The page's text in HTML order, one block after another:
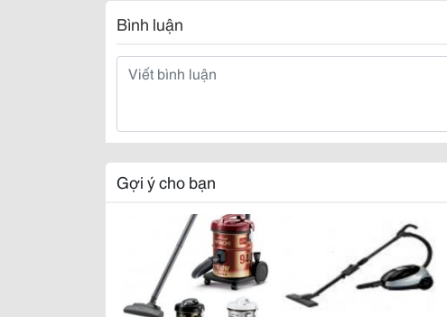
Bình luận
Gợi ý cho bạn